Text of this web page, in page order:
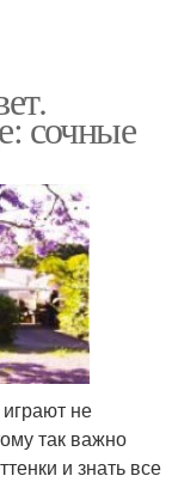
сочные
не
так важно
и знать все